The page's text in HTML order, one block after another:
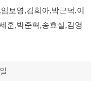
보영,김희아,박근덕,이
훈,박준혁,송효실,김영